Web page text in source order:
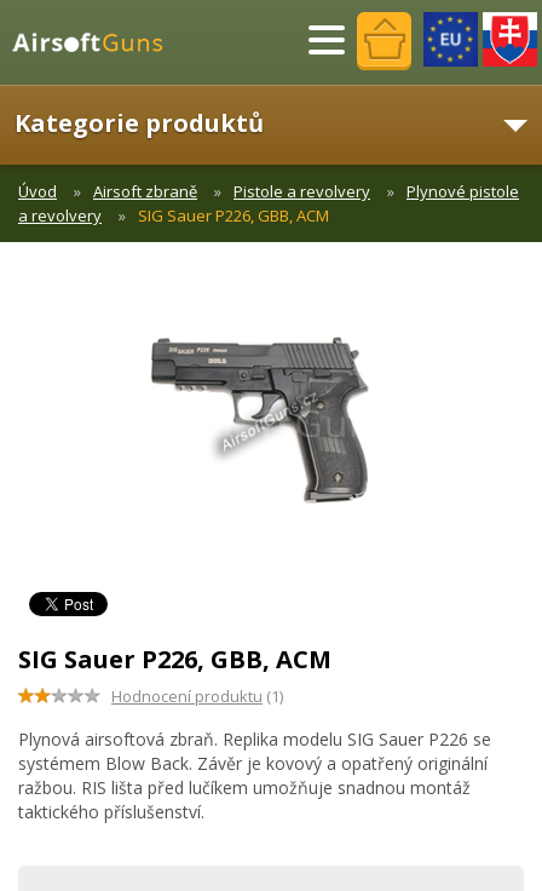
Menu
Kategorie produktů
Úvod Airsoft zbraně Pistole a revolvery
Plynové pistole
a revolvery
SIG Sauer P226, GBB, ACM
SIG Sauer P226, GBB, ACM
Hodnocení produktu (1)
Plynová airsoftová zbraň. Replika modelu SIG Sauer P226 se
systémem Blow Back. Závěr je kovový a opatřený originální
ražbou. RIS lišta před lučíkem umožňuje snadnou montáž
taktického příslušenství.